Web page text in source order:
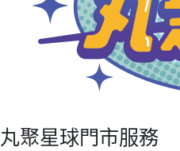
丸聚星球門市服務